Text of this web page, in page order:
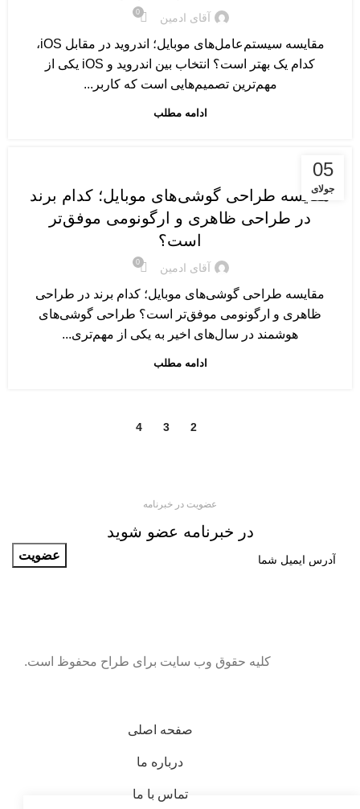
آقای ادمین 0
مقایسه سیستم‌عامل‌های موبایل؛ اندروید در مقابل iOS،
کدام یک بهتر است؟ انتخاب بین اندروید و iOS یکی از
مهم‌ترین تصمیم‌هایی است که کاربر...
ادامه مطلب
05
جولای
گوشی های موبایل
مقایسه طراحی گوشی‌های موبایل؛ کدام برند
در طراحی ظاهری و ارگونومی موفق‌تر
است؟
آقای ادمین 0
مقایسه طراحی گوشی‌های موبایل؛ کدام برند در طراحی
ظاهری و ارگونومی موفق‌تر است؟ طراحی گوشی‌های
هوشمند در سال‌های اخیر به یکی از مهم‌تری...
ادامه مطلب
2
3
4
عضویت در خبرنامه
در خبرنامه عضو شوید
کلیه حقوق وب سایت برای طراح محفوظ است.
صفحه اصلی
درباره ما
تماس با ما